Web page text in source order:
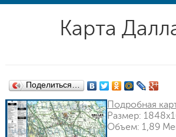
Карта
Поделиться…
Подробная
Размер:
Объем: 1,89